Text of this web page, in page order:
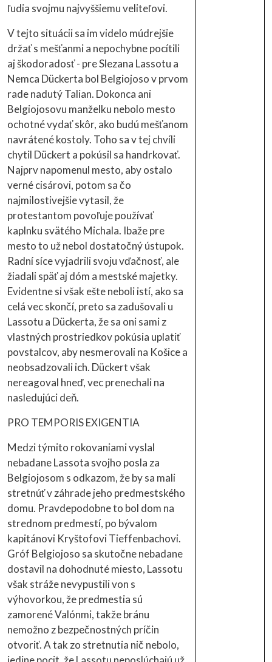
ľudia svojmu najvyššiemu veliteľovi.
V tejto situácii sa im videlo múdrejšie
držať s mešťanmi a nepochybne pocítili
aj škodoradosť - pre Slezana Lassotu a
Nemca Dückerta bol Belgiojoso v prvom
rade nadutý Talian. Dokonca ani
Belgiojosovu manželku nebolo mesto
ochotné vydať skôr, ako budú mešťanom
navrátené kostoly. Toho sa v tej chvíli
chytil Dückert a pokúsil sa handrkovať.
Najprv napomenul mesto, aby ostalo
verné cisárovi, potom sa čo
najmilostivejšie vytasil, že
protestantom povoľuje používať
kaplnku svätého Michala. Ibaže pre
mesto to už nebol dostatočný ústupok.
Radní síce vyjadrili svoju vďačnosť, ale
žiadali späť aj dóm a mestské majetky.
Evidentne si však ešte neboli istí, ako sa
celá vec skončí, preto sa zadušovali u
Lassotu a Dückerta, že sa oni sami z
vlastných prostriedkov pokúsia uplatiť
povstalcov, aby nesmerovali na Košice a
neobsadzovali ich. Dückert však
nereagoval hneď, vec prenechali na
nasledujúci deň.
PRO TEMPORIS EXIGENTIA
Medzi týmito rokovaniami vyslal
nebadane Lassota svojho posla za
Belgiojosom s odkazom, že by sa mali
stretnúť v záhrade jeho predmestského
domu. Pravdepodobne to bol dom na
strednom predmestí, po bývalom
kapitánovi Kryštofovi Tieffenbachovi.
Gróf Belgiojoso sa skutočne nebadane
dostavil na dohodnuté miesto, Lassotu
však stráže nevypustili von s
výhovorkou, že predmestia sú
zamorené Valónmi, takže bránu
nemožno z bezpečnostných príčin
otvoriť. A tak zo stretnutia nič nebolo,